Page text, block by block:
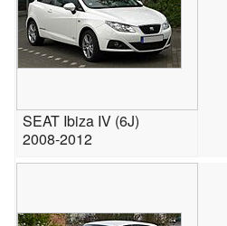
SEAT Ibiza IV (6J)
2008-2012